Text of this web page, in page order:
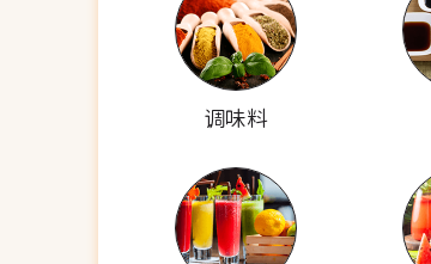
调味料